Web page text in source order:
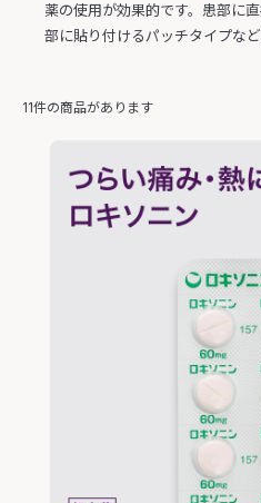
薬の使用が効果的です。患部に
部に貼り付けるパッチタイプなど
11件の商品があります